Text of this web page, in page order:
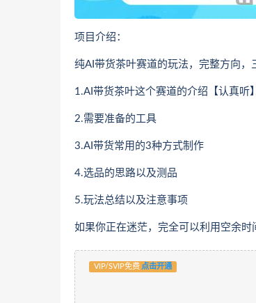
项目介绍：
纯AI带货茶叶赛道的玩法，完整方向，
1.AI带货茶叶这个赛道的介绍【认真听】
2.需要准备的工具
3.AI带货常用的3种方式制作
4.选品的思路以及测品
5.玩法总结以及注意事项
如果你正在迷茫，完全可以利用空余
VIP/SVIP免费 点击开通